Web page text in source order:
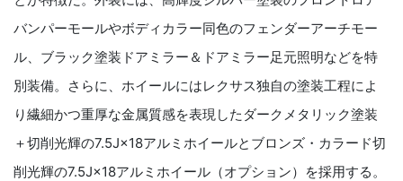
バンパーモールやボディカラー同色のフェンダーアーチモー
ル、ブラック塗装ドアミラー＆ドアミラー足元照明などを特
別装備。さらに、ホイールにはレクサス独自の塗装工程によ
り繊細かつ重厚な金属質感を表現したダークメタリック塗装
＋切削光輝の7.5J×18アルミホイールとブロンズ・カラード切
削光輝の7.5J×18アルミホイール（オプション）を採用する。